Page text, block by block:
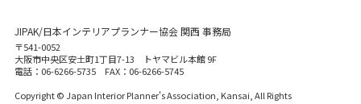
JIPAK/日本インテリアプランナー協会 関西 事務局
〒541-0052
大阪市中央区安土町1丁目7-13 トヤマビル本館 9F
電話：06-6266-5735 FAX：06-6266-5745
Copyright © Japan Interior Planner's Association, Kansai, All Rights